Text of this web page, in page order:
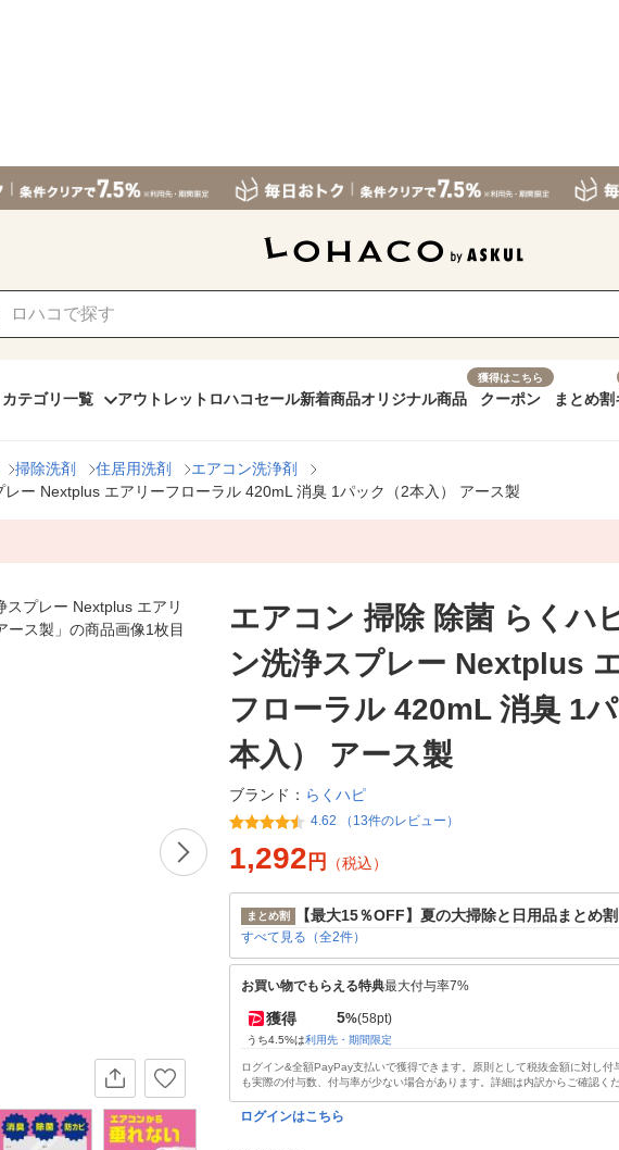
カテゴリ一覧 アウトレット ロハコセール新着商品オリジナル商品
獲得はこちら
クーポン まとめ割
掃除洗剤 住居用洗剤
エアコン洗浄剤
ー Nextplus エアリーフローラル 420mL 消臭 1パック（2本入） アース製
エアコン 掃除 除菌 らくハ
ン洗浄スプレー Nextplus
フローラル 420mL 消臭 1
本入） アース製
ブランド： らくハピ
4.62 （13件のレビュー）
1,292 円 （税込）
まとめ割 【最大15％OFF】夏の大掃除と日用品まとめ割
すべて見る（全2件）
お買い物でもらえる特典最大付与率7%
獲得 5%(58pt)
うち4.5%は利用先・期間限定
ログイン&全額PayPay支払いで獲得できます。原則として税抜金額に対し付
も実際の付与数、付与率が少ない場合があります。詳細は内訳からご確認くだ
ログインはこちら